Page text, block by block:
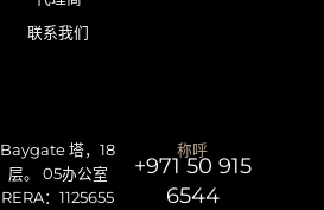
联系我们
Baygate 塔，18
层。 05办公室
RERA：1125655
称呼
+971 50 915
6544